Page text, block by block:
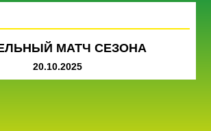
МАТЧ СЕЗОНА
20.10.2025